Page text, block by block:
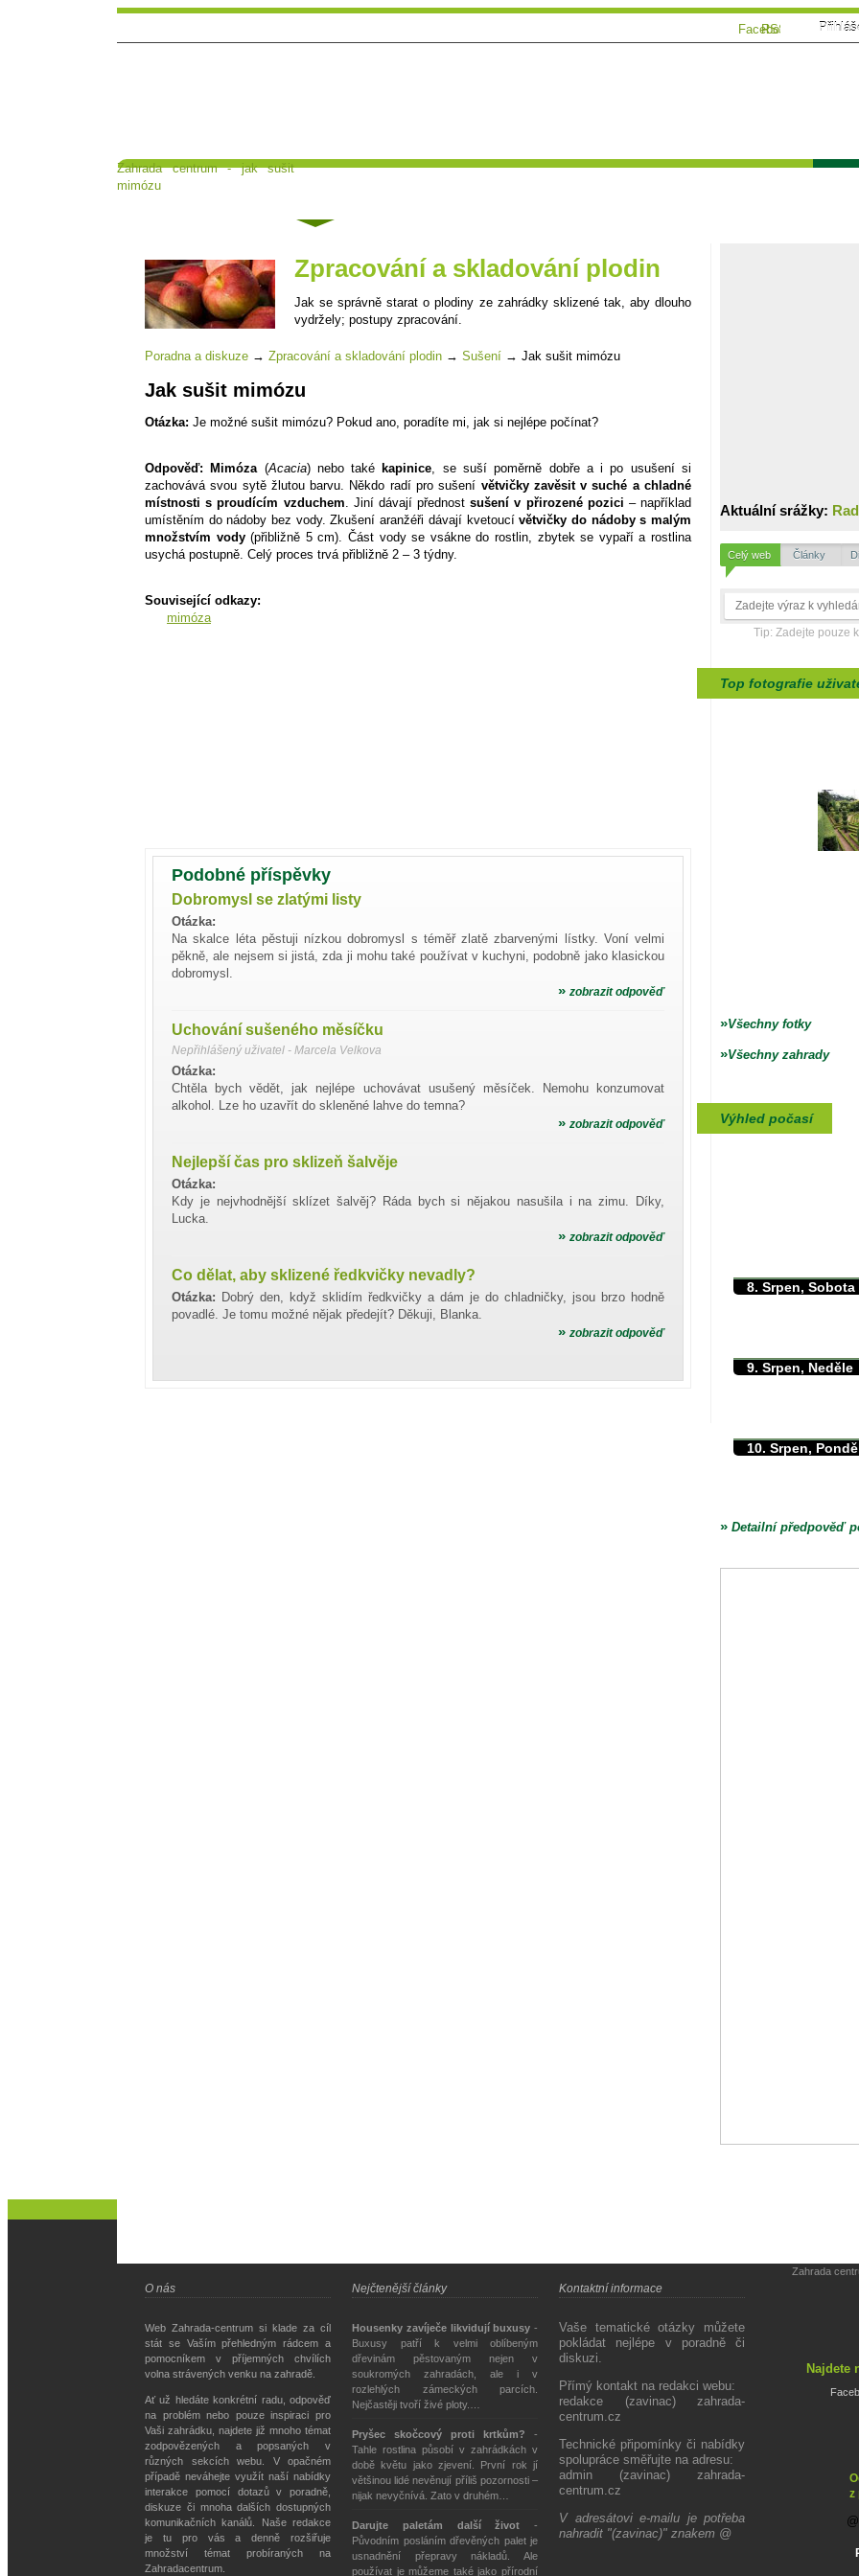
Facebook
RSS
Zahrada centrum - jak sušit
mimózu
Hlavní strana
Zpracování a skladování plodin
Jak se správně starat o plodiny ze zahrádky sklizené tak, aby dlouho
vydržely; postupy zpracování.
Poradna a diskuze → Zpracování a skladování plodin → Sušení → Jak sušit mimózu
Jak sušit mimózu
Otázka: Je možné sušit mimózu? Pokud ano, poradíte mi, jak si nejlépe počínat?
Odpověď: Mimóza (Acacia) nebo také kapinice , se suší poměrně dobře a i po usušení si
zachovává svou sytě žlutou barvu. Někdo radí pro sušení větvičky zavěsit v suché a chladné
místnosti s proudícím vzduchem . Jiní dávají přednostsušení v přirozené pozici – například
umístěním do nádoby bez vody. Zkušení aranžéři dávají kvetoucívětvičky do nádoby s malým
množstvím vody(přibližně 5 cm). Část vody se vsákne do rostlin, zbytek se vypaří a rostlina
usychá postupně. Celý proces trvá přibližně 2 – 3 týdny.
Související odkazy:
mimóza
Podobné příspěvky
Dobromysl se zlatými listy
Otázka:
Na skalce léta pěstuji nízkou dobromysl s téměř zlatě zbarvenými lístky. Voní velmi
pěkně, ale nejsem si jistá, zda ji mohu také používat v kuchyni, podobně jako klasickou
dobromysl.
» zobrazit odpověď
Uchování sušeného měsíčku
Nepřihlášený uživatel - Marcela Velkova
Otázka:
Chtěla bych vědět, jak nejlépe uchovávat usušený měsíček. Nemohu konzumovat
alkohol. Lze ho uzavřít do skleněné lahve do temna?
» zobrazit odpověď
Nejlepší čas pro sklizeň šalvěje
Otázka:
Kdy je nejvhodnější sklízet šalvěj? Ráda bych si nějakou nasušila i na zimu. Díky,
Lucka.
» zobrazit odpověď
Co dělat, aby sklizené ředkvičky nevadly?
Otázka: Dobrý den, když sklidím ředkvičky a dám je do chladničky, jsou brzo hodně
povadlé. Je tomu možné nějak předejít? Děkuji, Blanka.
» zobrazit odpověď
Aktuální srážky:
Celý web Články
Tip: Zadejte pouze
Top fotografie
»Všechny fotky
»Všechny zahrady
Výhled počasí
8. Srpen, Sobota
9. Srpen, Neděle
10. Srpen,
» Detailní předpověď
O nás
Web Zahrada-centrum si klade za cíl
stát se Vaším přehledným rádcem a
pomocníkem v příjemných chvílích
volna strávených venku na zahradě.
Ať už hledáte konkrétní radu, odpověď
na problém nebo pouze inspiraci pro
Vaši zahrádku, najdete již mnoho témat
zodpovězených a popsaných v
různých sekcích webu. V opačném
případě neváhejte využít naší nabídky
interakce pomocí dotazů v poradně,
diskuze či mnoha dalších dostupných
komunikačních kanálů. Naše redakce
je tu pro vás a denně rozšiřuje
množství témat probíraných na
Zahradacentrum.
Nejčtenější články
Housenky zavíječe likvidují buxusy -
Buxusy patří k velmi oblíbeným
dřevinám pěstovaným nejen v
soukromých zahradách, ale i v
rozlehlých zámeckých parcích.
Nejčastěji tvoří živé ploty.…
Pryšec skočcový proti krtkům? -
Tahle rostlina působí v zahrádkách v
době květu jako zjevení. První rok jí
většinou lidé nevěnují příliš pozornosti –
nijak nevyčnívá. Zato v druhém…
Darujte paletám další život -
Původním posláním dřevěných palet je
usnadnění přepravy nákladů. Ale
používat je můžeme také jako přírodní
Kontaktní informace
Vaše tematické otázky můžete
pokládat nejlépe v poradně či
diskuzi.
Přímý kontakt na redakci webu:
redakce (zavinac) zahrada-
centrum.cz
Technické připomínky či nabídky
spolupráce směřujte na adresu:
admin (zavinac) zahrada-
centrum.cz
V adresátovi e-mailu je potřeba
nahradit "(zavinac)" znakem @
Zahrada
Najdete
z